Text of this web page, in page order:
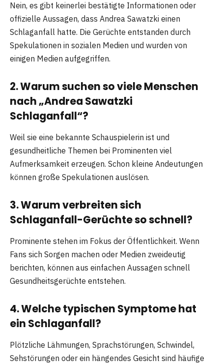
Nein, es gibt keinerlei bestätigte Informationen oder
offizielle Aussagen, dass Andrea Sawatzki einen
Schlaganfall hatte. Die Gerüchte entstanden durch
Spekulationen in sozialen Medien und wurden von
einigen Medien aufgegriffen.
2. Warum suchen so viele Menschen
nach „Andrea Sawatzki
Schlaganfall“?
Weil sie eine bekannte Schauspielerin ist und
gesundheitliche Themen bei Prominenten viel
Aufmerksamkeit erzeugen. Schon kleine Andeutungen
können große Spekulationen auslösen.
3. Warum verbreiten sich
Schlaganfall-Gerüchte so schnell?
Prominente stehen im Fokus der Öffentlichkeit. Wenn
Fans sich Sorgen machen oder Medien zweideutig
berichten, können aus einfachen Aussagen schnell
Gesundheitsgerüchte entstehen.
4. Welche typischen Symptome hat
ein Schlaganfall?
Plötzliche Lähmungen, Sprachstörungen, Schwindel,
Sehstörungen oder ein hängendes Gesicht sind häufige